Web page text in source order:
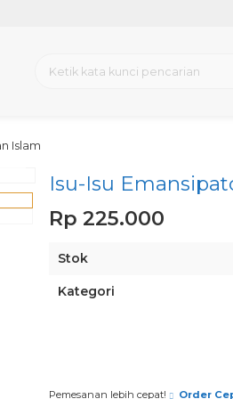
Islam
Isu-Isu
Rp 225.000
Stok
Kategori
Pemesanan lebih cepat! Order